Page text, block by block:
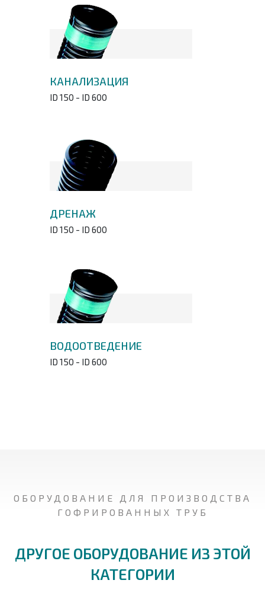
КАНАЛИЗАЦИЯ
ID 150 - ID 600
ДРЕНАЖ
ID 150 - ID 600
ВОДООТВЕДЕНИЕ
ID 150 - ID 600
ОБОРУДОВАНИЕ ДЛЯ ПРОИЗВОДСТВА
ГОФРИРОВАННЫХ ТРУБ
ДРУГОЕ ОБОРУДОВАНИЕ ИЗ ЭТОЙ
КАТЕГОРИИ